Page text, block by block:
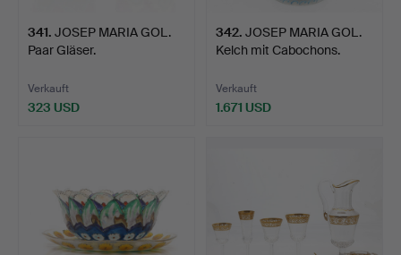
341. JOSEP MARIA GOL.
Paar Gläser.
Verkauft
323 USD
342. JOSEP MARIA GOL.
Kelch mit Cabochons.
Verkauft
1.671 USD